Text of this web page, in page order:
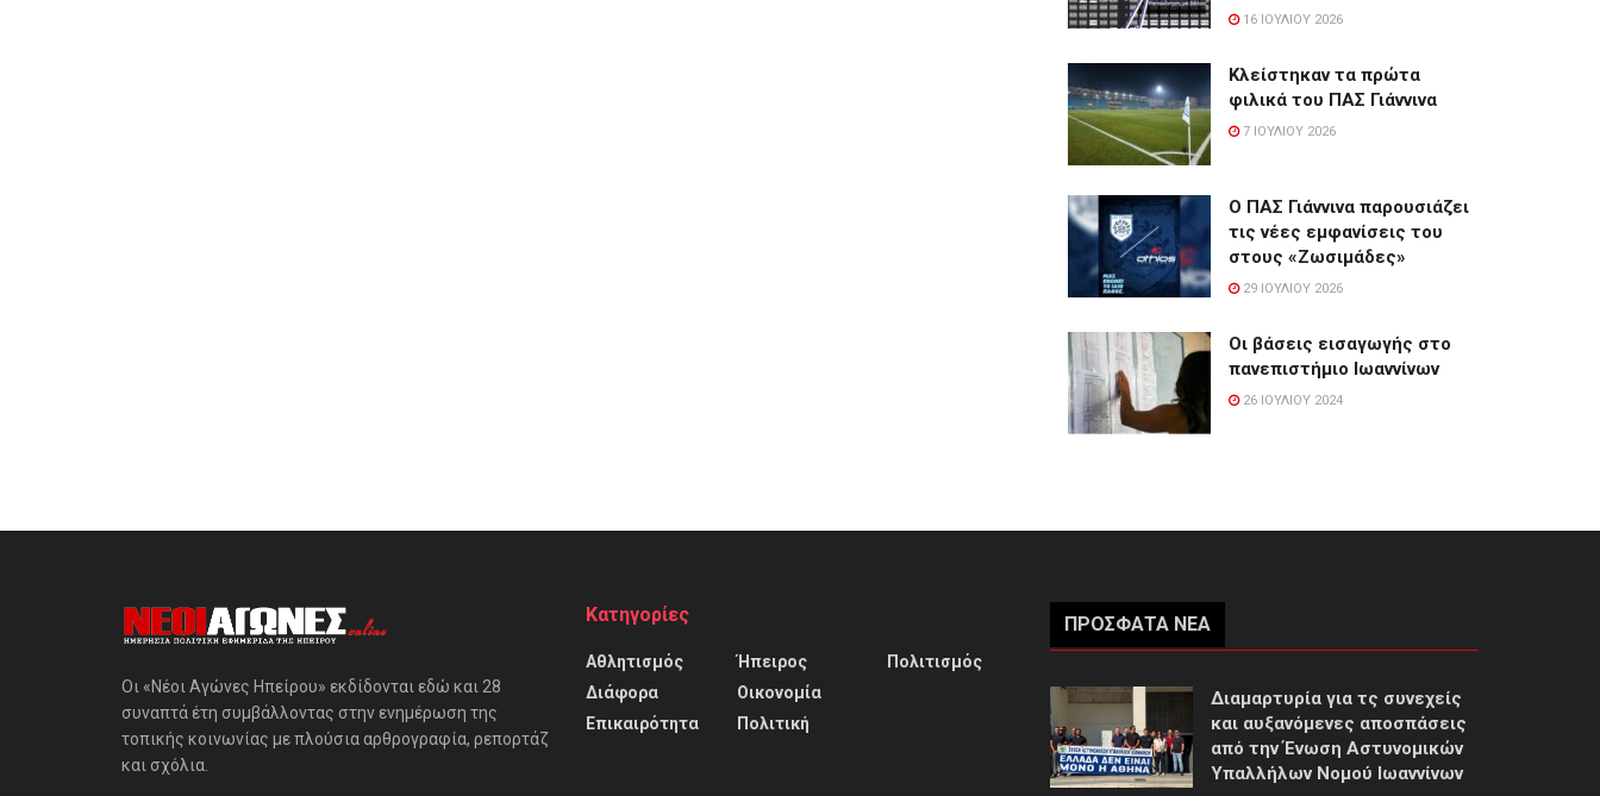
16 ΙΟΥΛΊΟΥ 2026
Κλείστηκαν τα πρώτα
φιλικά του ΠΑΣ Γιάννινα
7 ΙΟΥΛΊΟΥ 2026
Ο ΠΑΣ Γιάννινα παρουσιάζει
τις νέες εμφανίσεις του
στους «Ζωσιμάδες»
29 ΙΟΥΛΊΟΥ 2026
Οι βάσεις εισαγωγής στο
πανεπιστήμιο Ιωαννίνων
26 ΙΟΥΛΊΟΥ 2024
Οι «Νέοι Αγώνες Ηπείρου» εκδίδονται εδώ και 28
συναπτά έτη συμβάλλοντας στην ενημέρωση της
τοπικής κοινωνίας με πλούσια αρθρογραφία, ρεπορτάζ
και σχόλια.
Κατηγορίες
Αθλητισμός
Διάφορα
Επικαιρότητα
Ήπειρος
Οικονομία
Πολιτική
Πολιτισμός
ΠΡΌΣΦΑΤΑ ΝΈΑ
Διαμαρτυρία για τς συνεχείς
και αυξανόμενες αποσπάσεις
από την Ένωση Αστυνομικών
Υπαλλήλων Νομού Ιωαννίνων